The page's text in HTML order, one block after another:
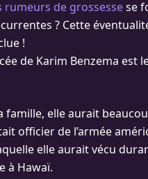
rumeurs de grossessese
? Cette
!
de Karim Benzema est
famille, elle aurait
officier de l’armée
elle aurait vécu
à Hawaï.